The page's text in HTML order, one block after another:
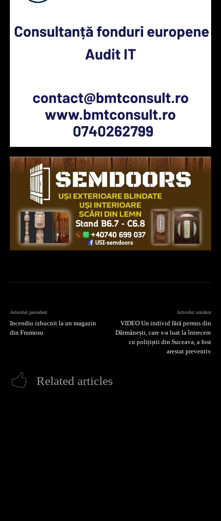
Articolul precedent
Incendiu izbucnit la un magazin
din Frumosu
Articolul următor
VIDEO Un individ fără permis din
Dărmănești, care s-a luat la întrecere
cu polițiștii din Suceava, a fost
arestat preventiv
Related articles